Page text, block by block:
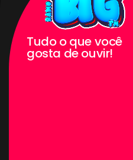
Tudo o que você
gosta de ouvir!